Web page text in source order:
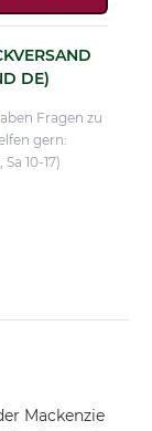
DE)
Fragen zu
gern:
10-17)
Mackenzie